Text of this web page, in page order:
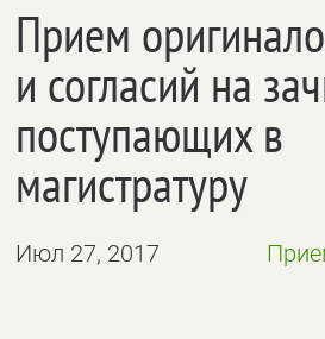
Прием
и согласий на
поступающих в
магистратуру
Июл 27, 2017